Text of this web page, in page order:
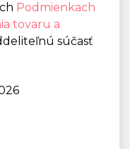
Podmienkach
tovaru a
súčasť